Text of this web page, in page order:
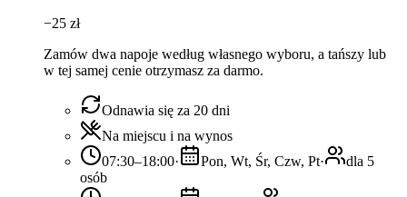
−25 zł
Zamów dwa napoje według własnego wyboru, a tańszy lub
w tej samej cenie otrzymasz za darmo.
Odnawia się za 20 dni
Na miejscu i na wynos
07:30–18:00· Pon, Wt, Śr, Czw, Pt·
dla 5
osób